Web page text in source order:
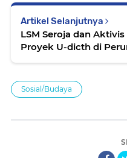
Artikel Selanjutnya
LSM Seroja dan
Proyek U-dicth di
Sosial/Budaya